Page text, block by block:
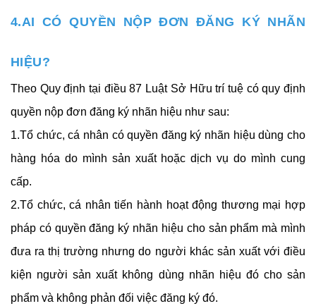
4.AI CÓ QUYỀN NỘP ĐƠN ĐĂNG KÝ NHÃN
HIỆU?
Theo Quy định tại điều 87 Luật Sở Hữu trí tuệ có quy định
quyền nộp đơn đăng ký nhãn hiệu như sau:
1.Tổ chức, cá nhân có quyền đăng ký nhãn hiệu dùng cho
hàng hóa do mình sản xuất hoặc dịch vụ do mình cung
cấp.
2.Tổ chức, cá nhân tiến hành hoạt động thương mại hợp
pháp có quyền đăng ký nhãn hiệu cho sản phẩm mà mình
đưa ra thị trường nhưng do người khác sản xuất với điều
kiện người sản xuất không dùng nhãn hiệu đó cho sản
phẩm và không phản đối việc đăng ký đó.